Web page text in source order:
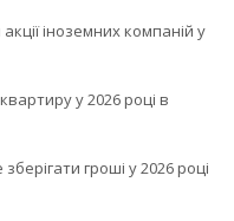
іноземних компаній у
у 2026 році в
гроші у 2026 році